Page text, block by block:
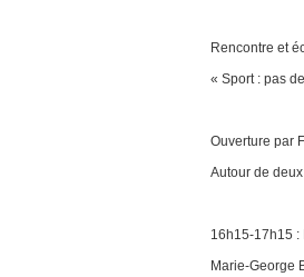
Rencontre et
« Sport : pas
Ouverture par
Autour de
16h15-17h15 :
Marie-George